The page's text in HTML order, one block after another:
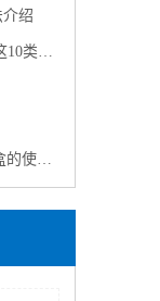
绍
处理?
方法